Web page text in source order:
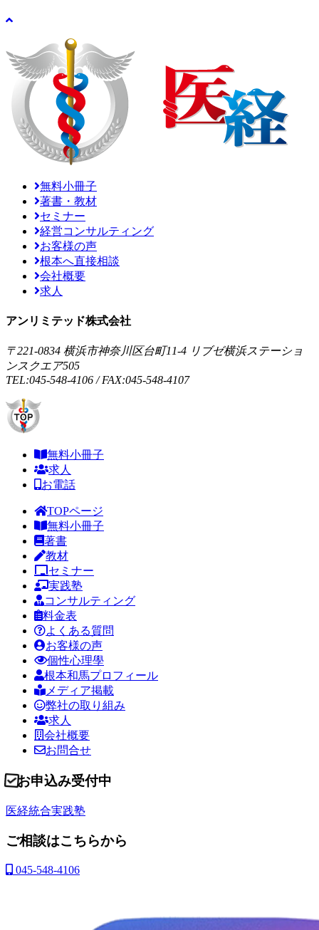
無料小冊子
著書・教材
セミナー
経営コンサルティング
お客様の声
根本へ直接相談
会社概要
求人
アンリミテッド株式会社
〒221-0834 横浜市神奈川区台町11-4 リブゼ横浜ステーショ
ンスクエア505
TEL:045-548-4106 / FAX:045-548-4107
無料小冊子
求人
お電話
TOPページ
無料小冊子
著書
教材
セミナー
実践塾
コンサルティング
料金表
よくある質問
お客様の声
個性心理學
根本和馬プロフィール
メディア掲載
弊社の取り組み
求人
会社概要
お問合せ
お申込み受付中
医経統合実践塾
ご相談はこちらから
045-548-4106